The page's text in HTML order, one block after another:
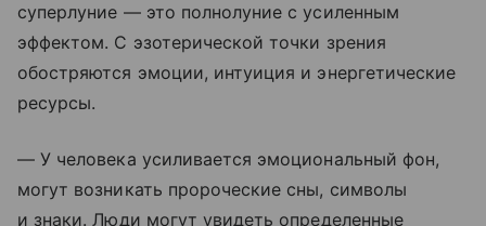
суперлуние — это полнолуние с усиленным
эффектом. С эзотерической точки зрения
обостряются эмоции, интуиция и энергетические
ресурсы.
— У человека усиливается эмоциональный фон,
могут возникать пророческие сны, символы
и знаки. Люди могут увидеть определенные